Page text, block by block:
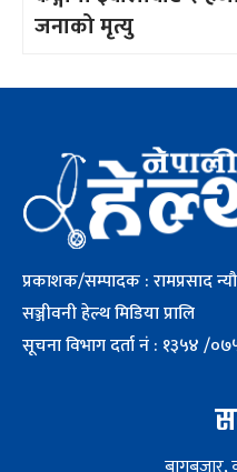
जनाको मृत्यु
प्रकाशक/सम्पादक : रामप्रसाद
सञ्जीवनी हेल्थ मिडिया प्रालि
सूचना विभाग दर्ता नं : १३५४ /